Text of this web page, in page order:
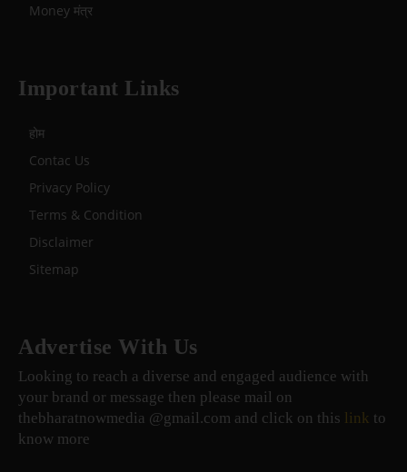
Money मंत्र
Important Links
होम
Contac Us
Privacy Policy
Terms & Condition
Disclaimer
Sitemap
Advertise With Us
Looking to reach a diverse and engaged audience with
your brand or message then please mail on
thebharatnowmedia @gmail.com and click on this link to
know more